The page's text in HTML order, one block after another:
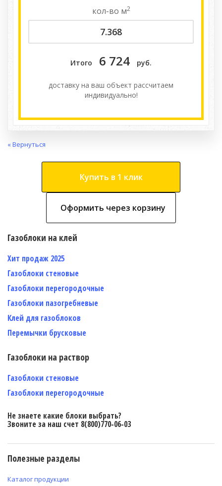
кол-во м2
Итого 6 724 руб.
доставку на ваш объект расcчитаем
индивидуально!
« Вернуться
Купить в 1 клик
Оформить через корзину
Газоблоки на клей
Хит продаж 2025
Газоблоки стеновые
Газоблоки перегородочные
Газоблоки пазогребневые
Клей для газоблоков
Перемычки брусковые
Газоблоки на раствор
Газоблоки стеновые
Газоблоки перегородочные
Не знаете какие блоки выбрать?
Звоните за наш счет 8(800)770-06-03
Полезные разделы
Каталог продукции